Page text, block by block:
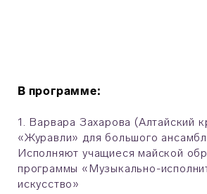
В программе:
1. Варвара Захарова (Алтайский
«Журавли» для большого
Исполняют учащиеся майской
программы «Музыкально-
искусство»